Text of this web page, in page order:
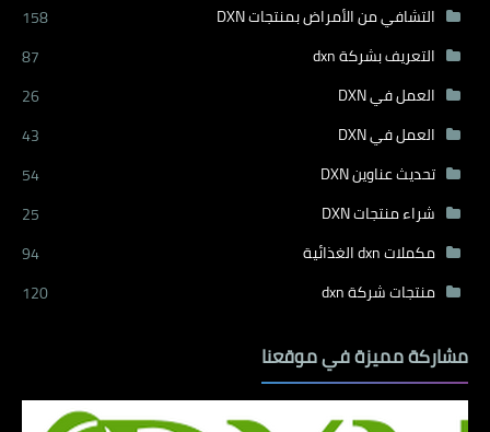
التشافي من الأمراض بمنتجات DXN
158
التعريف بشركة dxn
87
العمل في DXN
26
العمل في DXN
43
تحديث عناوين DXN
54
شراء منتجات DXN
25
مكملات dxn الغذائية
94
منتجات شركة dxn
120
مشاركة مميزة في موقعنا